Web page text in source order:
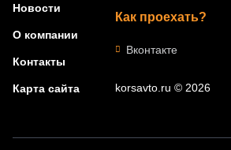
Новости
О компании
Контакты
Карта сайта
Как проехать?
Вконтакте
korsavto.ru © 2026